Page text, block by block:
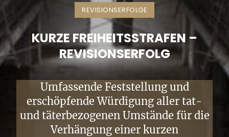
KURZE FREIHEITSSTRAFEN –
REVISIONSERFOLG
Umfassende Feststellung und
erschöpfende Würdigung aller tat-
und täterbezogenen Umstände für die
Verhängung einer kurzen
REVISIONSERFOLGE